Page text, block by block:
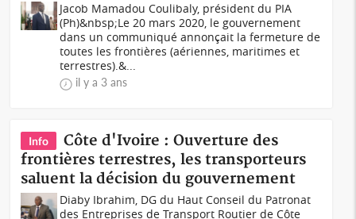
Jacob Mamadou Coulibaly, président du PIA
(Ph)&nbsp;Le 20 mars 2020, le gouvernement
dans un communiqué annonçait la fermeture de
toutes les frontières (aériennes, maritimes et
terrestres).&...
il y a 3 ans
Info
Côte d'Ivoire : Ouverture des
frontières terrestres, les transporteurs
saluent la décision du gouvernement
Diaby Ibrahim, DG du Haut Conseil du Patronat
des Entreprises de Transport Routier de Côte